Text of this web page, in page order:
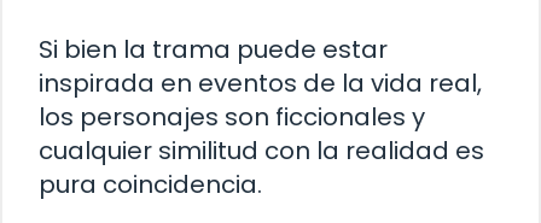
Si bien la trama puede estar
inspirada en eventos de la vida real,
los personajes son ficcionales y
cualquier similitud con la realidad es
pura coincidencia.